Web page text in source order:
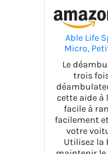
Able Life
Micro,
Roues
Seniors
Le
trois
cette aide à
facile à
facilement
votre
Utilisez la